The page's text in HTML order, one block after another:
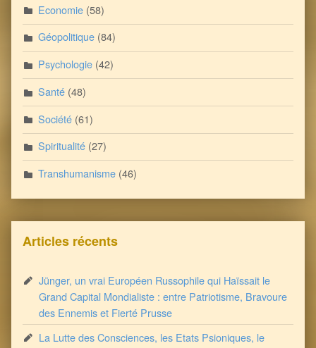
Economie (58)
Géopolitique (84)
Psychologie (42)
Santé (48)
Société (61)
Spiritualité (27)
Transhumanisme (46)
Articles récents
Jünger, un vrai Européen Russophile qui Haïssait le
Grand Capital Mondialiste : entre Patriotisme, Bravoure
des Ennemis et Fierté Prusse
La Lutte des Consciences, les Etats Psioniques, le